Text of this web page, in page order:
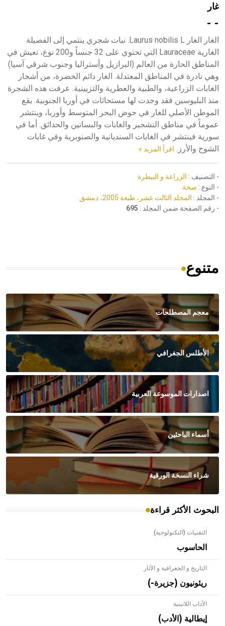
غار
- -
الغار الغار Laurus nobilis L. نبات شجري ينتمي إلى الفصيلة
الغارية Lauraceae التي تحتوي على 32 جنساً و200 نوع، تعيش في
المناطق الحارة من العالم (البرازيل وأستراليا وجنوب شرقي آسيا)
وهي نادرة في المناطق المعتدلة. الغار دائم الخضرة، من أشجار
الغابات الزراعية، والطبية والعطرية والتزيينية. عرفت هذه الشجرة
منذ البليوسين فقد وجدت لها مستحاثات في أوربا الجنوبية. يقع
الموطن الأصلي للغار في حوض البحر المتوسط وأوربا، وينتشر
عموماً في مناطق التشجير والغابات والبساتين والحدائق. أما في
سورية فينتشر في الغابات السنديانية والصنوبرية وفي غابات
الشوح والأرز. اقرأ المزيد »
- التصنيف : الزراعة و البيطرة
- النوع : صحة
- المجلد : المجلد الثالث عشر، طبعة 2005، دمشق
- رقم الصفحة ضمن المجلد : 695
متنوع
معجم المصطلحات
الأطلس الجغرافي
اصدارات الموسوعة العربية
أسماء الباحثين
شراء النسخة الورقية
البحوث الأكثر قراءة
التقنيات (التكنولوجية)
الحاسوب
التاريخ و الجغرافية و الآثار
ريئونيون (جزيرة-)
الآداب اللاتينية
إيطالية (الأدب)